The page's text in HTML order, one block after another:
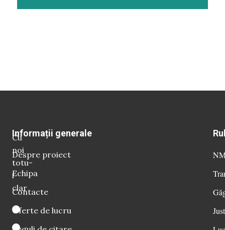
Cu
noi
totu-
i
clar
Informații generale
Despre proiect
Echipa
Contacte
Oferte de lucru